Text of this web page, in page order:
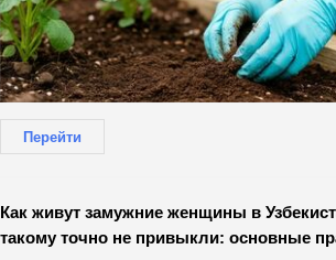
Перейти
Как живут замужние женщины в
такому точно не привыкли: основные